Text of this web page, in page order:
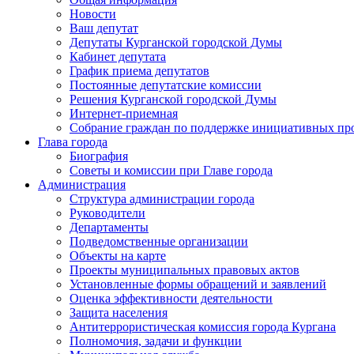
Новости
Ваш депутат
Депутаты Курганской городской Думы
Кабинет депутата
График приема депутатов
Постоянные депутатские комиссии
Решения Курганской городской Думы
Интернет-приемная
Собрание граждан по поддержке инициативных
Глава города
Биография
Советы и комиссии при Главе города
Администрация
Структура администрации города
Руководители
Департаменты
Подведомственные организации
Объекты на карте
Проекты муниципальных правовых актов
Установленные формы обращений и заявлений
Оценка эффективности деятельности
Защита населения
Антитеррористическая комиссия города Кургана
Полномочия, задачи и функции